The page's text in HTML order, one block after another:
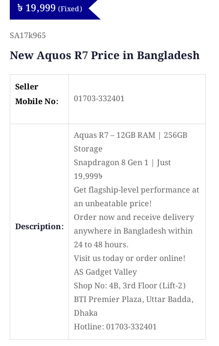
৳ 19,999 (Fixed)
SA17k965
New Aquos R7 Price in Bangladesh
Seller
Mobile No:
01703-332401
Description:
Aquas R7 – 12GB RAM | 256GB
Storage
Snapdragon 8 Gen 1 | Just
19,999৳
Get flagship-level performance at
an unbeatable price!
Order now and receive delivery
anywhere in Bangladesh within
24 to 48 hours.
Visit us today or order online!
AS Gadget Valley
Shop No: 4B, 3rd Floor (Lift-2)
BTI Premier Plaza, Uttar Badda,
Dhaka
Hotline: 01703-332401